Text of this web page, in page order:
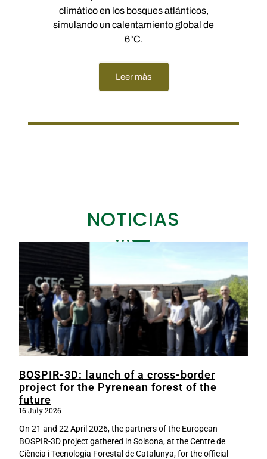
climático en los bosques atlánticos,
simulando un calentamiento global de
6°C.
Leer màs
NOTICIAS
BOSPIR-3D: launch of a cross-border
project for the Pyrenean forest of the
future
16 July 2026
On 21 and 22 April 2026, the partners of the European
BOSPIR-3D project gathered in Solsona, at the Centre de
Ciència i Tecnologia Forestal de Catalunya, for the official